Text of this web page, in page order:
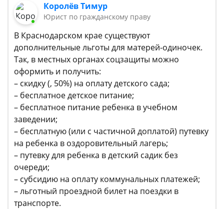
Королёв Тимур
Юрист по гражданскому праву
В Краснодарском крае существуют
дополнительные льготы для матерей-одиночек.
Так, в местных органах соцзащиты можно
оформить и получить:
– скидку (, 50%) на оплату детского сада;
– бесплатное детское питание;
– бесплатное питание ребенка в учебном
заведении;
– бесплатную (или с частичной доплатой) путевку
на ребенка в оздоровительный лагерь;
– путевку для ребенка в детский садик без
очереди;
– субсидию на оплату коммунальных платежей;
– льготный проездной билет на поездки в
транспорте.